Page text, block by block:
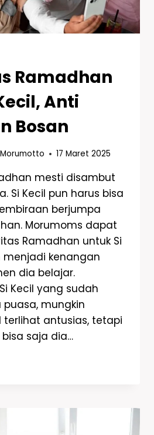
Ramadhan
Anti
Bosan
17 Maret 2025
mesti disambut
Si Kecil pun harus bisa
berjumpa
Morumoms dapat
Ramadhan untuk Si
menjadi kenangan
dia belajar.
Kecil yang sudah
mungkin
terlihat antusias, tetapi
saja dia…